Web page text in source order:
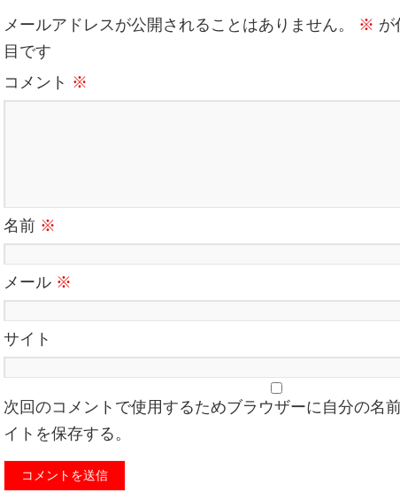
メールアドレスが公開されることはありません。 ※ が
目です
コメント ※
名前 ※
メール ※
サイト
次回のコメントで使用するためブラウザーに自分の名
イトを保存する。